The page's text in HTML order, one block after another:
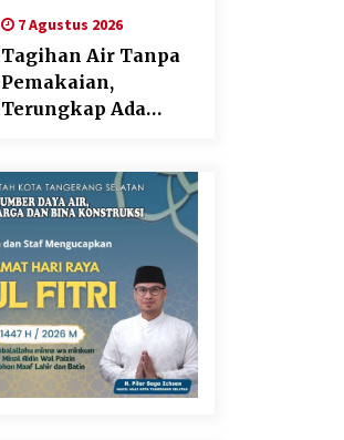
Cabai Dukung
Program Ketahanan
Pangan
7 Agustus 2026
Tagihan Air Tanpa
Pemakaian,
Terungkap Ada
Perumdam TKR
Didesak Transparan